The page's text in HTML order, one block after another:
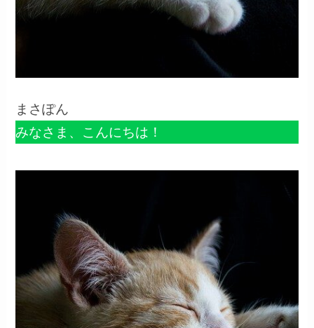
まさぽん
みなさま、こんにちは！